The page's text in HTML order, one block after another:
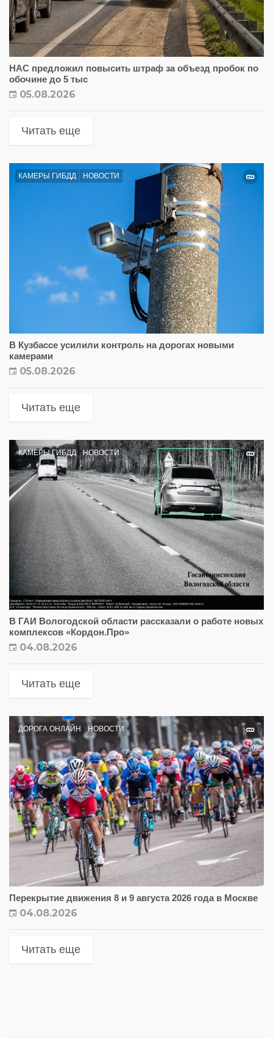
НАС предложил повысить штраф за объезд пробок по
обочине до 5 тыс
05.08.2026
Читать еще
КАМЕРЫ ГИБДД НОВОСТИ
В Кузбассе усилили контроль на дорогах новыми
камерами
05.08.2026
Читать еще
КАМЕРЫ ГИБДД НОВОСТИ
В ГАИ Вологодской области рассказали о работе новых
комплексов «Кордон.Про»
04.08.2026
Читать еще
ДОРОГА ОНЛАЙН НОВОСТИ
Перекрытие движения 8 и 9 августа 2026 года в Москве
04.08.2026
Читать еще